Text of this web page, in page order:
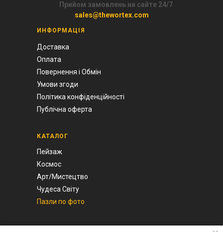
ИНФОРМАЦІЯ
Доставка
Оплата
Повернення і Обмін
Умови згоди
Політика конфіденційності
Публічна оферта
КАТАЛОГ
Пейзаж
Космос
Арт/Мистецтво
Чудеса Світу
Пазли по фото
Прийом замовлень на сайте 24/7
sales@thewortex.com